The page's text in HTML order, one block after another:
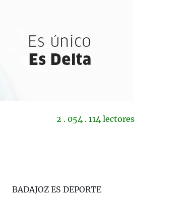
2 . 054 . 114 lectores
BADAJOZ ES DEPORTE